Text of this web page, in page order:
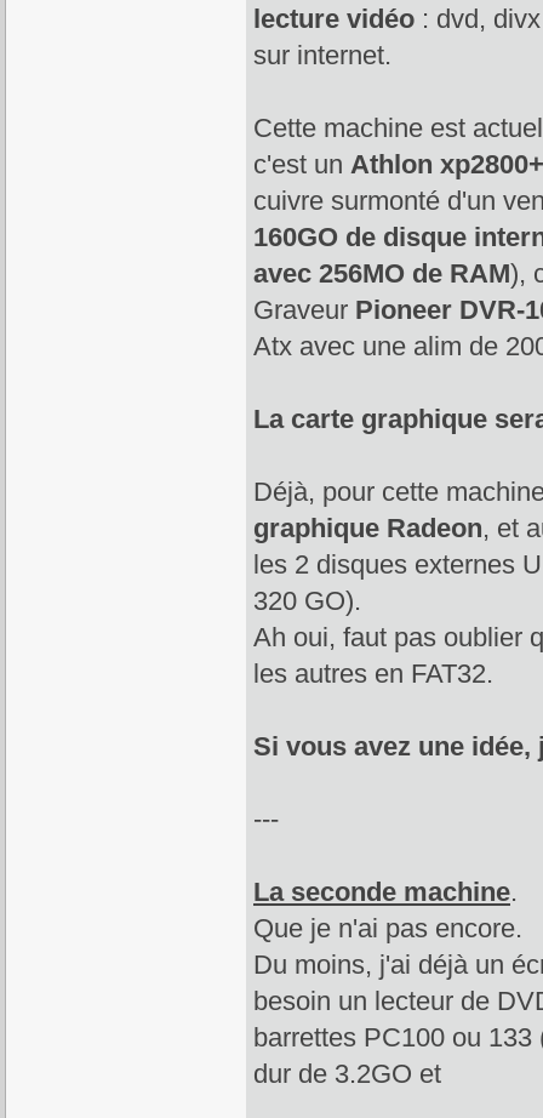
lecture vidéo : dvd,
sur internet.
Cette machine est
c'est un Athlon
cuivre surmonté d'un
160GO de disque
avec 256MO de RAM),
Graveur Pioneer DVR-
Atx avec une alim de
La carte graphique
Déjà, pour cette
graphique Radeon, et
les 2 disques externes
320 GO).
Ah oui, faut pas oublier
les autres en FAT32.
Si vous avez une
---
La seconde machine.
Que je n'ai pas encore.
Du moins, j'ai déjà un
besoin un lecteur de
barrettes PC100 ou
dur de 3.2GO et